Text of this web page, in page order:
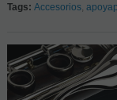
Tags: Accesorios,